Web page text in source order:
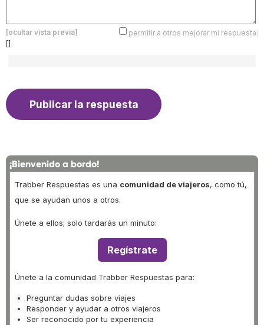
[ocultar vista previa]
permitir a otros mejorar mi respuesta:
[]
¡Bienvenido a bordo!
Trabber Respuestas es una comunidad de viajeros, como tú,
que se ayudan unos a otros.
Únete a ellos; solo tardarás un minuto:
Regístrate
Únete a la comunidad Trabber Respuestas para:
Preguntar dudas sobre viajes
Responder y ayudar a otros viajeros
Ser reconocido por tu experiencia